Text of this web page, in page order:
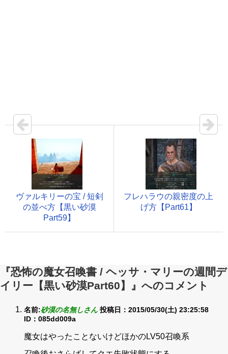
ヴァルキリーの宝 / 短剣
の並べ方【黒い砂漠
Part59】
フレハラウの親密度の上
げ方【Part61】
『恐怖の魔女召喚書 / ヘッサ・マリーの週間デ
イリー【黒い砂漠Part60】』へのコメント
名前:砂漠の名無しさん 投稿日：2015/05/30(土) 23:25:58
ID：085dd009a
魔女はやったことないけどほかのLV50召喚系